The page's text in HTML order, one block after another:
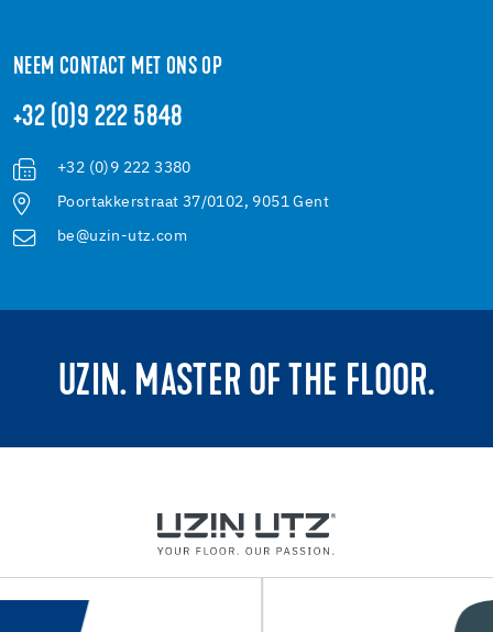
NEEM CONTACT MET ONS OP
+32 (0)9 222 5848
+32 (0)9 222 3380
Poortakkerstraat 37/0102, 9051 Gent
be@uzin-utz.com
UZIN. MASTER OF THE FLOOR.